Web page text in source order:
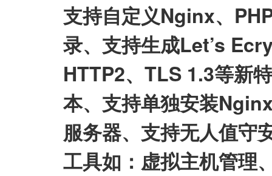
支持自定义Nginx、
录、支持生成Let’s
HTTP2、TLS 1.3等新
本、支持单独安装
服务器、支持无人值守
工具如：虚拟主机管理